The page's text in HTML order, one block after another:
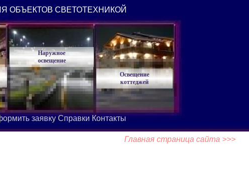
Главная страница сайта >>>
ОБЪЕКТОВ СВЕТОТЕХНИКОЙ
Наружное
освещение
Освещение
коттеджей
заявку Справки Контакты